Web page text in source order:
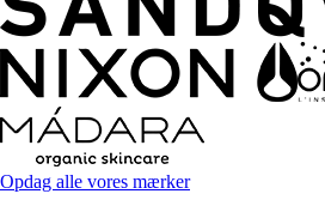
Opdag alle vores mærker